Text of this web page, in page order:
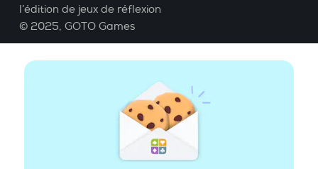
l’édition de jeux de réflexion
© 2025, GOTO Games
A propos
Apprendre le Bridge
CGU|Mentions légales